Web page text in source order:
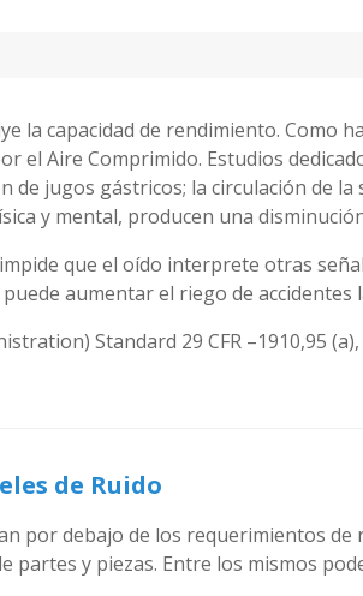
la capacidad de rendimiento. Como
el Aire Comprimido. Estudios
jugos gástricos; la circulación de
y mental, producen una
que el oído interprete otras
aumentar el riego de accidentes
Standard 29 CFR –1910,95
de Ruido
por debajo de los requerimientos
partes y piezas. Entre los mismos